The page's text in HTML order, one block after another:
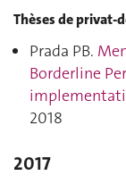
Thèses de privat-
Prada PB.
Borderline
2018
2017